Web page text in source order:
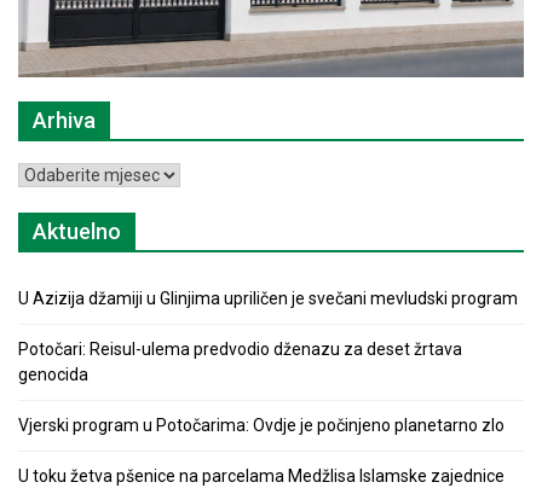
Arhiva
Arhiva
Aktuelno
U Azizija džamiji u Glinjima upriličen je svečani mevludski program
Potočari: Reisul-ulema predvodio dženazu za deset žrtava
genocida
Vjerski program u Potočarima: Ovdje je počinjeno planetarno zlo
U toku žetva pšenice na parcelama Medžlisa Islamske zajednice